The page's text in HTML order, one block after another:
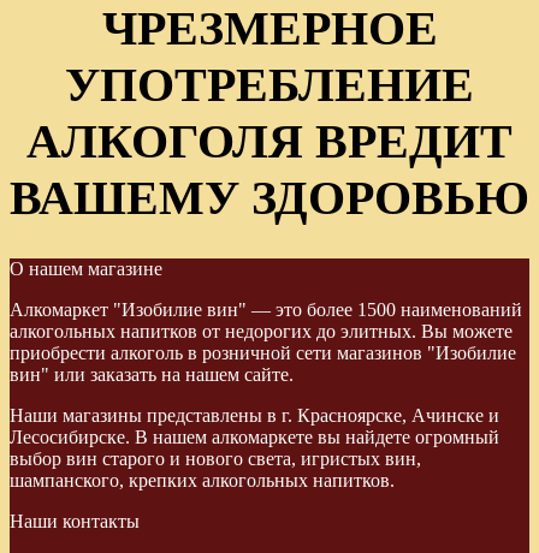
ЧРЕЗМЕРНОЕ
УПОТРЕБЛЕНИЕ
АЛКОГОЛЯ ВРЕДИТ
ВАШЕМУ ЗДОРОВЬЮ
О нашем магазине
Алкомаркет "Изобилие вин" — это более 1500 наименований
алкогольных напитков от недорогих до элитных. Вы можете
приобрести алкоголь в розничной сети магазинов "Изобилие
вин" или заказать на нашем сайте.
Наши магазины представлены в г. Красноярске, Ачинске и
Лесосибирске. В нашем алкомаркете вы найдете огромный
выбор вин старого и нового света, игристых вин,
шампанского, крепких алкогольных напитков.
Наши контакты